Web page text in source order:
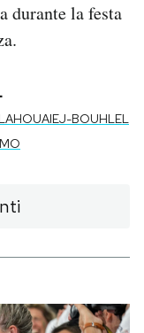
durante la festa
BOUHLEL